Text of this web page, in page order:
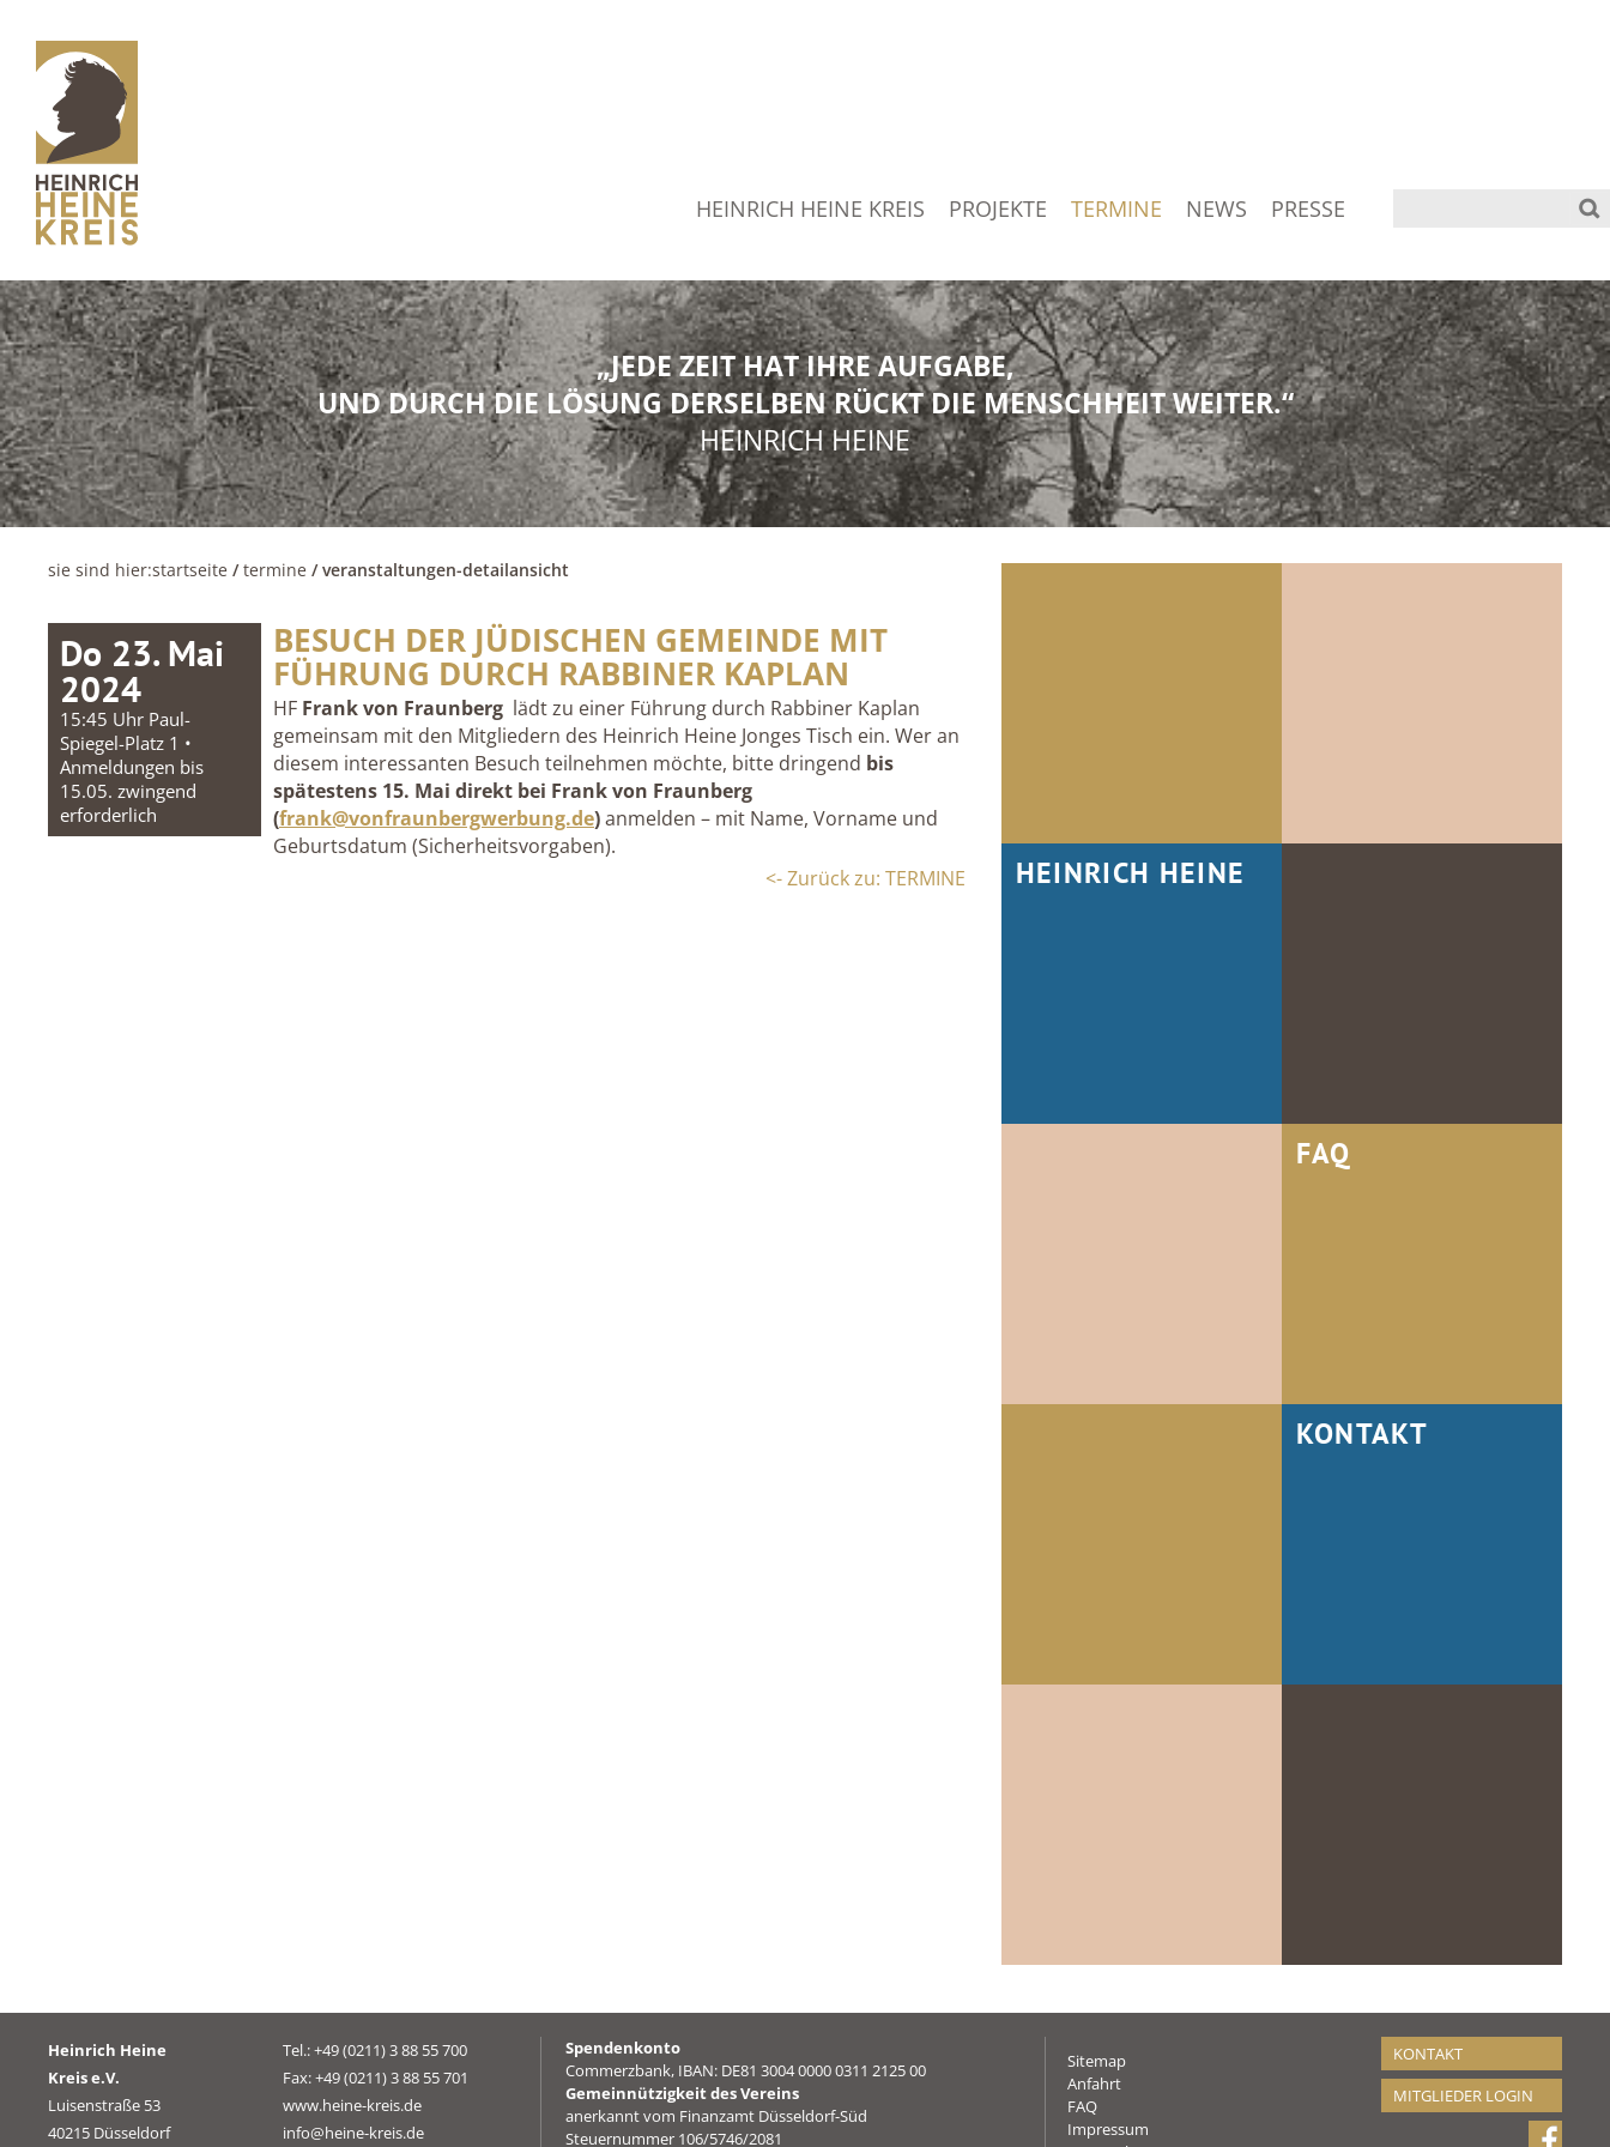
HEINRICH HEINE KREIS PROJEKTE TERMINE NEWS PRESSE
„JEDE ZEIT HAT IHRE AUFGABE,
UND DURCH DIE LÖSUNG DERSELBEN RÜCKT DIE MENSCHHEIT WEITER.“
HEINRICH HEINE
sie sind hier:startseite /termine / veranstaltungen-detailansicht
Do 23. Mai
2024
15:45 Uhr Paul-
Spiegel-Platz 1 •
Anmeldungen bis
15.05. zwingend
erforderlich
BESUCH DER JÜDISCHEN GEMEINDE MIT
FÜHRUNG DURCH RABBINER KAPLAN
HF Frank von Fraunberg lädt zu einer Führung durch Rabbiner Kaplan
gemeinsam mit den Mitgliedern des Heinrich Heine Jonges Tisch ein. Wer an
diesem interessanten Besuch teilnehmen möchte, bitte dringend bis
spätestens 15. Mai direkt bei Frank von Fraunberg
(frank@vonfraunbergwerbung.de)anmelden – mit Name, Vorname und
Geburtsdatum (Sicherheitsvorgaben).
<- Zurück zu: TERMINE
HEINRICH HEINE
FAQ
KONTAKT
Heinrich Heine
Kreis e.V.
Luisenstraße 53
40215 Düsseldorf
Tel.: +49 (0211) 3 88 55 700
Fax: +49 (0211) 3 88 55 701
www.heine-kreis.de
info@heine-kreis.de
Spendenkonto
Commerzbank, IBAN: DE81 3004 0000 0311 2125 00
Gemeinnützigkeit des Vereins
anerkannt vom Finanzamt Düsseldorf-Süd
Steuernummer 106/5746/2081
Sitemap
Anfahrt
FAQ
Impressum
KONTAKT
MITGLIEDER LOGIN